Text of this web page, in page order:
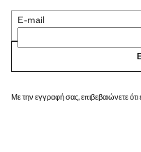
E-mail
Με την εγγραφή σας, επιβεβαιώνετε ότι